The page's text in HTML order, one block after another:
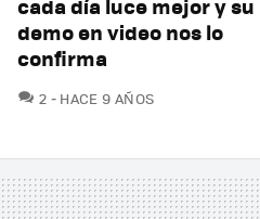
demo en video nos lo
confirma
2 COMENTARIOS
HACE 9 AÑOS